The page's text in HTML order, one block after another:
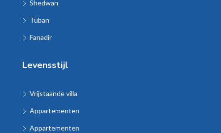
Shedwan
Tuban
Fanadir
Levensstijl
Vrijstaande villa
Appartementen
Appartementen